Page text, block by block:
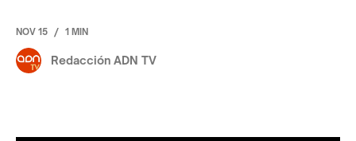
NOV 15 / 1 MIN
Redacción ADN TV